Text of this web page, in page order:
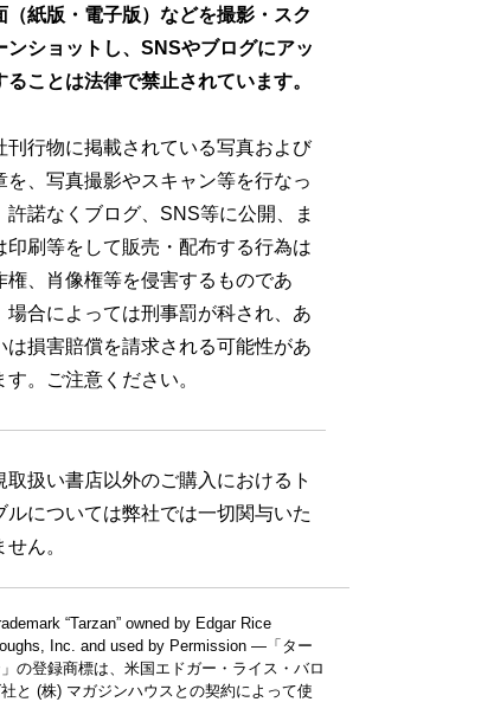
No. 924
（紙版・電子版）などを撮影・スク
ンショットし、SNSやブログにアッ
ることは法律で禁止されています。
刊行物に掲載されている写真および
を、写真撮影やスキャン等を行なっ
許諾なくブログ、SNS等に公開、ま
印刷等をして販売・配布する行為は
権、肖像権等を侵害するものであ
場合によっては刑事罰が科され、あ
は損害賠償を請求される可能性があ
す。ご注意ください。
取扱い書店以外のご購入におけるト
ルについては弊社では一切関与いた
せん。
“Tarzan” owned by Edgar Rice
Inc. and used by Permission —「ター
の登録商標は、米国エドガー・ライス・バロ
と (株) マガジンハウスとの契約によって使